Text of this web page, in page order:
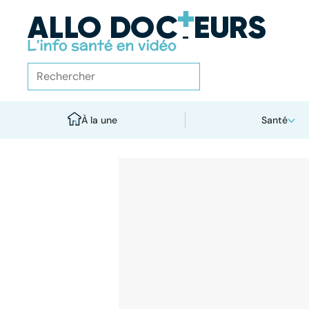
À la une Santé